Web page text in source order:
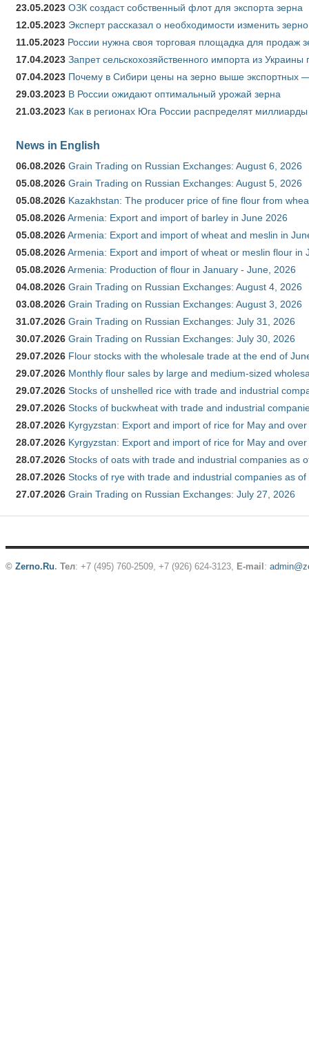
23.05.2023 ОЗК создаст собственный флот для экспорта зерна
12.05.2023 Эксперт рассказал о необходимости изменить
11.05.2023 России нужна своя торговая площадка для продаж
17.04.2023 Запрет сельскохозяйственного импорта из
07.04.2023 Почему в Сибири цены на зерно выше экспортных
29.03.2023 В России ожидают оптимальный урожай зерна
21.03.2023 Как в регионах Юга России распределят
News in English
06.08.2026 Grain Trading on Russian Exchanges: August 6, 2026
05.08.2026 Grain Trading on Russian Exchanges: August 5, 2026
05.08.2026 Kazakhstan: The producer price of fine flour from
05.08.2026Armenia: Export and import of barley in June 2026
05.08.2026Armenia: Export and import of wheat and meslin in
05.08.2026Armenia: Export and import of wheat or meslin flour in
05.08.2026Armenia: Production of flour in January - June, 2026
04.08.2026 Grain Trading on Russian Exchanges: August 4, 2026
03.08.2026 Grain Trading on Russian Exchanges: August 3, 2026
31.07.2026 Grain Trading on Russian Exchanges: July 31, 2026
30.07.2026 Grain Trading on Russian Exchanges: July 30, 2026
29.07.2026 Flour stocks with the wholesale trade at the end of
29.07.2026 Monthly flour sales by large and medium-sized
29.07.2026 Stocks of unshelled rice with trade and industrial
29.07.2026 Stocks of buckwheat with trade and industrial
28.07.2026 Kyrgyzstan: Export and import of rice for May and
28.07.2026 Kyrgyzstan: Export and import of rice for May and
28.07.2026 Stocks of oats with trade and industrial companies as
28.07.2026 Stocks of rye with trade and industrial companies as
27.07.2026 Grain Trading on Russian Exchanges: July 27, 2026
© Zerno.Ru. Тел: +7 (495) 760-2509, +7 (926) 624-3123, E-mail :